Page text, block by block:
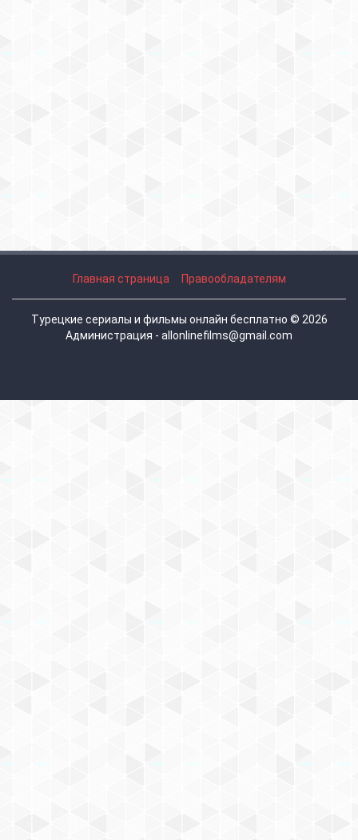
Главная страница Правообладателям
Турецкие сериалы и фильмы онлайн бесплатно © 2026
Администрация - allonlinefilms@gmail.com